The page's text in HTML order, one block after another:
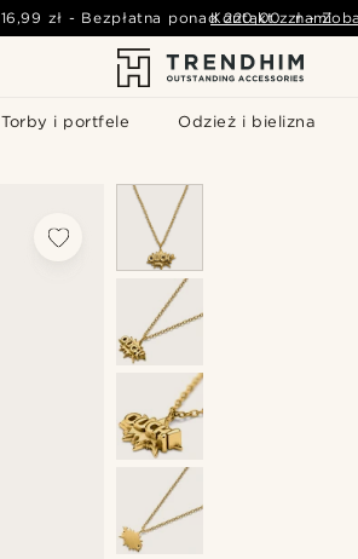
Torby i portfele Odzież i bielizna
16,99 zł - Bezpłatna ponad 220,00 zł -
Kontakt z nami